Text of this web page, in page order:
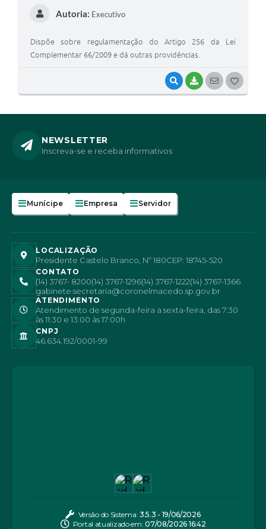
VISUALIZAR
BAIXARSEGUIR
Autoria: Executivo
Dispõe sobre regulamentação do Artigo 256 da Lei
Complementar 66/2009 e dá outras providências.
NEWSLETTER
Inscreva-se e receba informativos
Munícipe Empresa Servidor
LOCALIZAÇÃO
Presidente Castelo Branco, Nº 180CEP: 18745-520
CONTATO
(14) 3767- 8200(14) 3767-1296(14) 3767-1222(14) 3767-1366
gabinete.secretaria@coronelmacedo.sp.gov.br
ATENDIMENTO
Atendimento de segunda-feira a sexta-feira, das 7:30
às 11:30 e 13:00 às 17:00h
CNPJ
46.634.192/0001-99
Versão do Sistema: 3.5.3 - 19/06/2026
Portal atualizado em:07/08/2026 16:42